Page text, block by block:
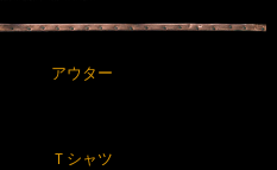
アウター
Ｔシャツ